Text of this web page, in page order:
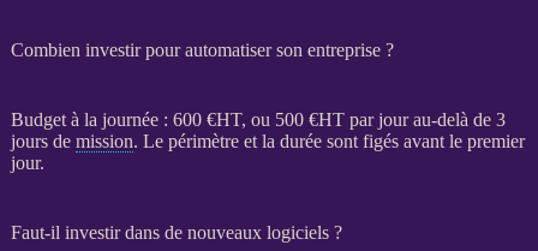
Combien investir pour automatiser son entreprise ?
Budget à la journée : 600 €HT, ou 500 €HTpar jour au-delà de 3
jours de mission. Le périmètre et la durée sont figés avant le premier
jour.
Faut-il investir dans de nouveaux logiciels ?